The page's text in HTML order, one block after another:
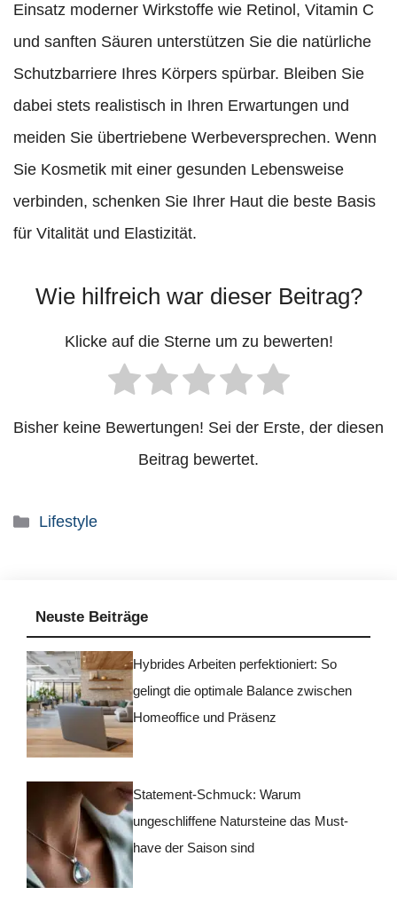
Einsatz moderner Wirkstoffe wie Retinol, Vitamin C
und sanften Säuren unterstützen Sie die natürliche
Schutzbarriere Ihres Körpers spürbar. Bleiben Sie
dabei stets realistisch in Ihren Erwartungen und
meiden Sie übertriebene Werbeversprechen. Wenn
Sie Kosmetik mit einer gesunden Lebensweise
verbinden, schenken Sie Ihrer Haut die beste Basis
für Vitalität und Elastizität.
Wie hilfreich war dieser Beitrag?
Klicke auf die Sterne um zu bewerten!
Bisher keine Bewertungen! Sei der Erste, der diesen
Beitrag bewertet.
Kategorien
Lifestyle
Neuste Beiträge
Hybrides Arbeiten perfektioniert: So
gelingt die optimale Balance zwischen
Homeoffice und Präsenz
Statement-Schmuck: Warum
ungeschliffene Natursteine das Must-
have der Saison sind